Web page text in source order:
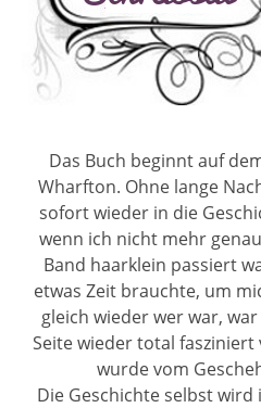
Das Buch beginnt auf
Wharfton. Ohne lange
sofort wieder in die
wenn ich nicht mehr
Band haarklein passiert
etwas Zeit brauchte, um
gleich wieder wer war,
Seite wieder total
wurde vom
Die Geschichte selbst